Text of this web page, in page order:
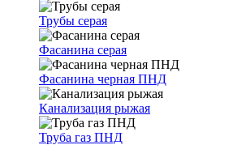
Трубы серая
Фасанина серая
Фасанина черная ПНД
Канализация рыжая
Труба газ ПНД